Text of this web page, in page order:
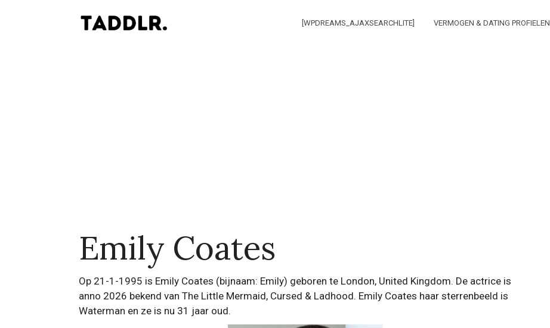
[WPDREAMS_AJAXSEARCHLITE] VERMOGEN & DATING PROFIELEN
Emily Coates
Op 21-1-1995 is Emily Coates (bijnaam: Emily) geboren te London, United Kingdom. De actrice is
anno 2026 bekend van The Little Mermaid, Cursed & Ladhood. Emily Coates haar sterrenbeeld is
Waterman en ze is nu 31 jaar oud.